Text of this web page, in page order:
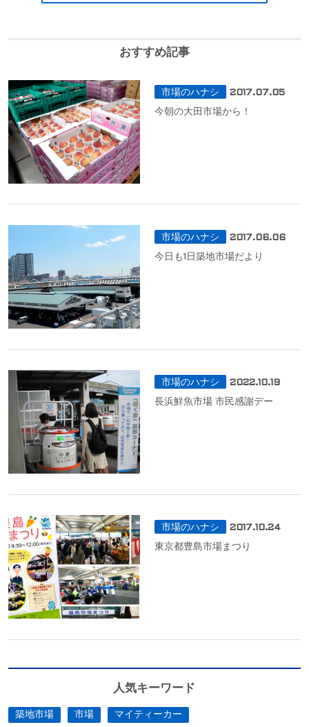
おすすめ記事
市場のハナシ 2017.07.05
今朝の大田市場から！
市場のハナシ 2017.06.06
今日も1日築地市場だより
市場のハナシ 2022.10.19
長浜鮮魚市場 市民感謝デー
市場のハナシ 2017.10.24
東京都豊島市場まつり
人気キーワード
築地市場 市場 マイティーカー